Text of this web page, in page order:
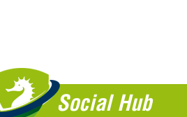
Social Hub